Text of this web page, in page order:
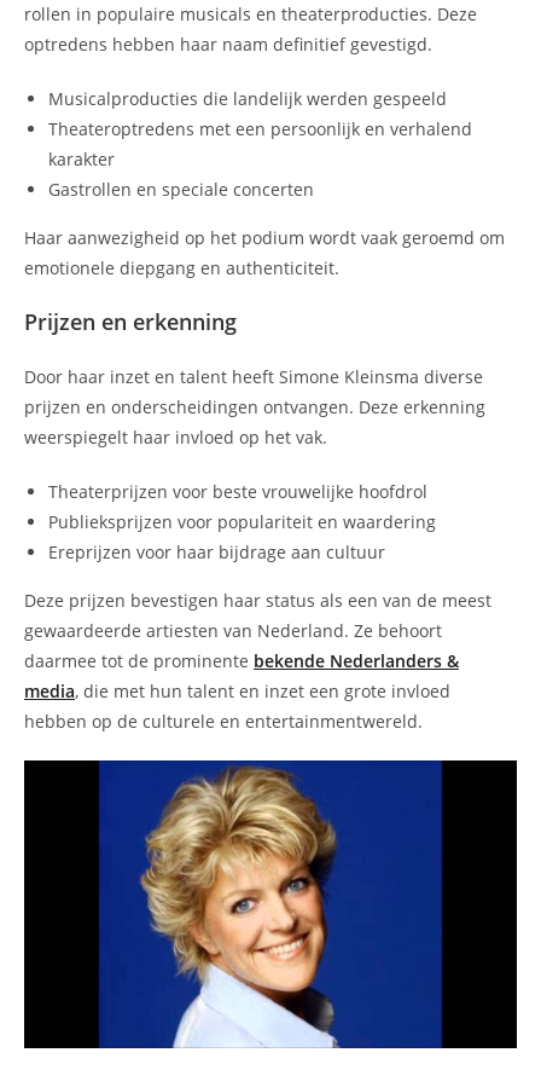
rollen in populaire musicals en theaterproducties. Deze
optredens hebben haar naam definitief gevestigd.
Musicalproducties die landelijk werden gespeeld
Theateroptredens met een persoonlijk en verhalend
karakter
Gastrollen en speciale concerten
Haar aanwezigheid op het podium wordt vaak geroemd om
emotionele diepgang en authenticiteit.
Prijzen en erkenning
Door haar inzet en talent heeft Simone Kleinsma diverse
prijzen en onderscheidingen ontvangen. Deze erkenning
weerspiegelt haar invloed op het vak.
Theaterprijzen voor beste vrouwelijke hoofdrol
Publieksprijzen voor populariteit en waardering
Ereprijzen voor haar bijdrage aan cultuur
Deze prijzen bevestigen haar status als een van de meest
gewaardeerde artiesten van Nederland. Ze behoort
daarmee tot de prominente bekende Nederlanders &
media, die met hun talent en inzet een grote invloed
hebben op de culturele en entertainmentwereld.